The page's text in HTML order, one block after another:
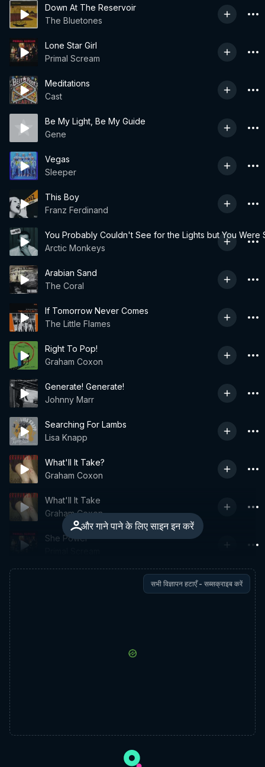
Down At The Reservoir
The Bluetones
Lone Star Girl
Primal Scream
Meditations
Cast
Be My Light, Be My Guide
Gene
Vegas
Sleeper
This Boy
Franz Ferdinand
You Probably Couldn't See for the Lights but You Were
Arctic Monkeys
Arabian Sand
The Coral
If Tomorrow Never Comes
The Little Flames
Right To Pop!
Graham Coxon
Generate! Generate!
Johnny Marr
Searching For Lambs
Lisa Knapp
What'll It Take?
Graham Coxon
और गाने पाने के लिए साइन इन करें
What'll It Take
Graham Coxon
She Power
सभी विज्ञापन हटाएँ - सब्सक्राइब करें